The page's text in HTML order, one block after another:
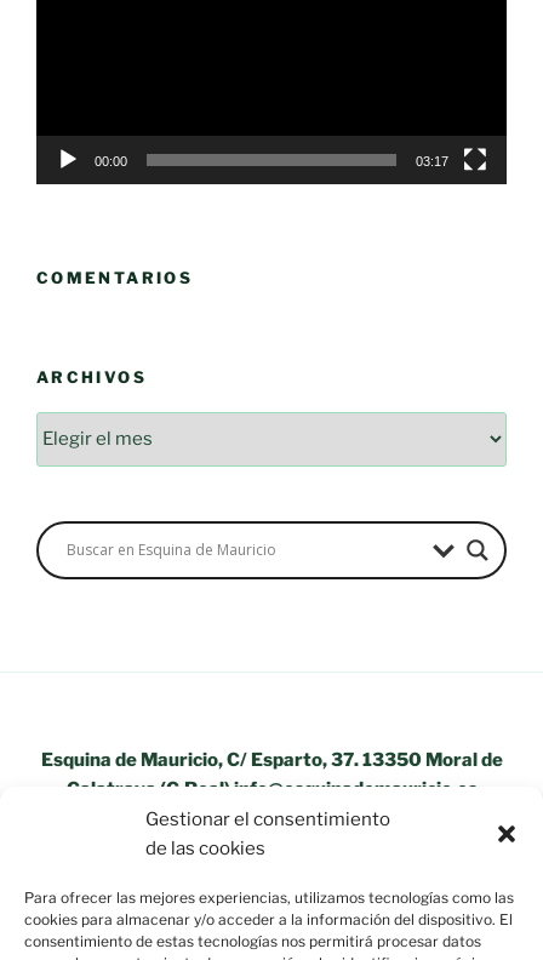
Gestionar el consentimiento
de las cookies
Para ofrecer las mejores experiencias, utilizamos tecnologías como las
cookies para almacenar y/o acceder a la información del dispositivo. El
consentimiento de estas tecnologías nos permitirá procesar datos
00:00 03:17
COMENTARIOS
ARCHIVOS
Esquina de Mauricio, C/ Esparto, 37. 13350 Moral de
Calatrava (C.Real) info@esquinademauricio.es
«Aviso Legal»